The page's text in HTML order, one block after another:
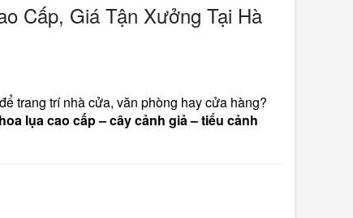
Cấp, Giá Tận Xưởng Tại Hà
để trang trí nhà cửa, văn phòng hay cửa hàng?
hoa lụa cao cấp – cây cảnh giả – tiểu cảnh